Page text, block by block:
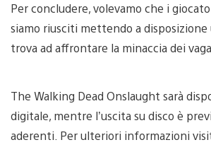
Per concludere, volevamo che i
siamo riusciti mettendo a
trova ad affrontare la minaccia dei
The Walking Dead Onslaught sarà
digitale, mentre l’uscita su disco è
aderenti. Per ulteriori informazioni